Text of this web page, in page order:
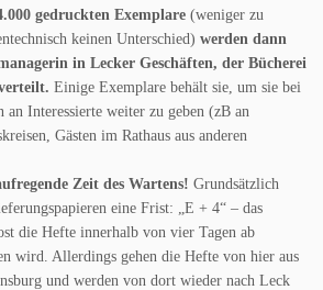
gedruckten Exemplare (weniger zu
keinen Unterschied) werden dann
in Lecker Geschäften, der Bücherei
Einige Exemplare behält sie, um sie bei
an Interessierte weiter zu geben (zB an
Gästen im Rathaus aus anderen
Zeit des Wartens! Grundsätzlich
eine Frist: „E + 4“ – das
die Hefte innerhalb von vier Tagen ab
wird. Allerdings gehen die Hefte von hier aus
und werden von dort wieder nach Leck